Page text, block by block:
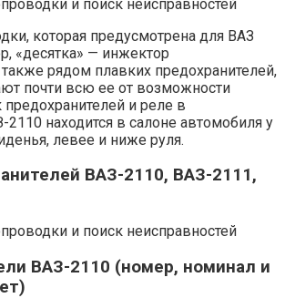
которая предусмотрена для ВАЗ
«десятка» — инжектор
рядом плавких предохранителей,
почти всю ее от возможности
и реле в
находится в салоне автомобиля у
левее и ниже руля.
ВАЗ-2110, ВАЗ-2111,
ВАЗ-2110 (номер, номинал и